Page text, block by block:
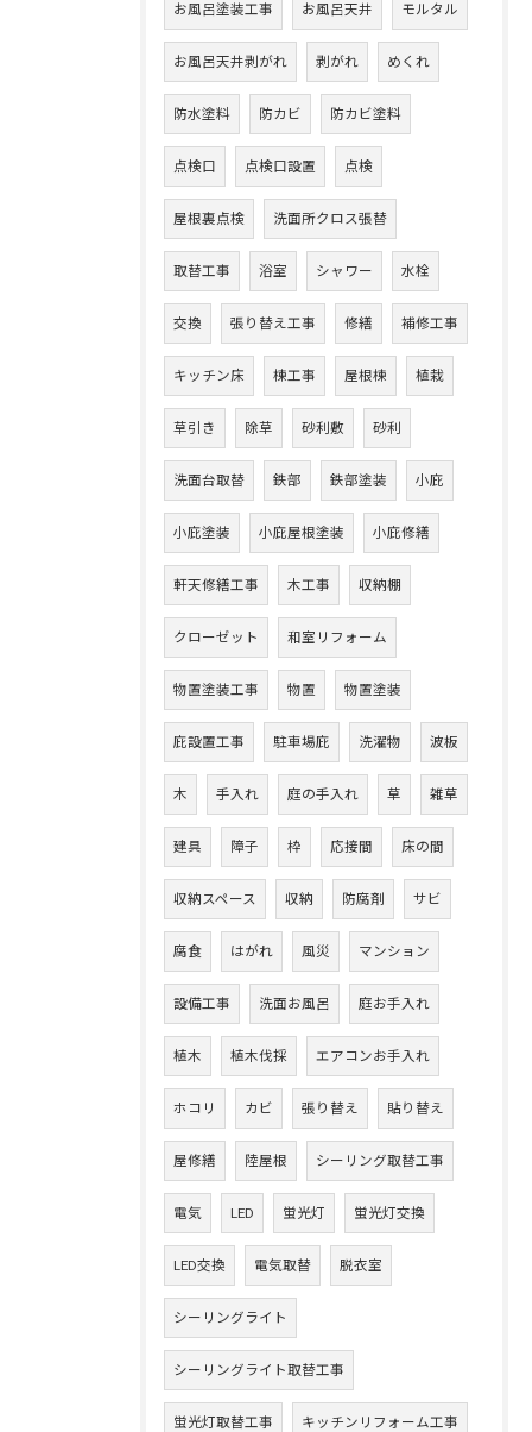
お風呂塗装工事 お風呂天井 モルタル
お風呂天井剥がれ 剥がれ めくれ
防水塗料 防カビ 防カビ塗料
点検口 点検口設置 点検
屋根裏点検 洗面所クロス張替
取替工事 浴室 シャワー 水栓
交換 張り替え工事 修繕 補修工事
キッチン床 棟工事 屋根棟 植栽
草引き 除草 砂利敷 砂利
洗面台取替 鉄部 鉄部塗装 小庇
小庇塗装 小庇屋根塗装 小庇修繕
軒天修繕工事 木工事 収納棚
クローゼット 和室リフォーム
物置塗装工事 物置 物置塗装
庇設置工事 駐車場庇 洗濯物 波板
木 手入れ 庭の手入れ 草 雑草
建具 障子 枠 応接間 床の間
収納スペース 収納 防腐剤 サビ
腐食 はがれ 風災 マンション
設備工事 洗面お風呂 庭お手入れ
植木 植木伐採 エアコンお手入れ
ホコリ カビ 張り替え 貼り替え
屋修繕 陸屋根 シーリング取替工事
電気 LED 蛍光灯 蛍光灯交換
LED交換 電気取替 脱衣室
シーリングライト
シーリングライト取替工事
蛍光灯取替工事 キッチンリフォーム工事